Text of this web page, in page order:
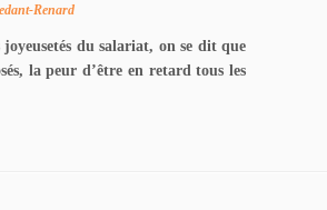
Renard
du salariat, on se dit que
la peur d’être en retard tous les